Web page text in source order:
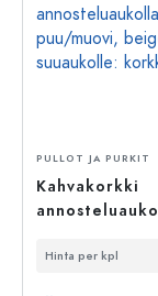
PULLOT JA PURKIT
Kahvakorkki
beige,
Hinta per kpl